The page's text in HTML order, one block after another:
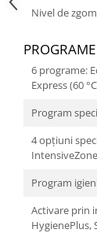
Nivel de
6 programe:
Express (60
Program
4 opțiuni
Program
Activare prin
HygienePlus,